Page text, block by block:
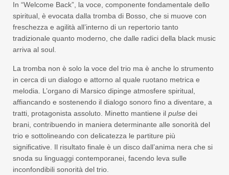
In “Welcome Back”, la voce, componente fondamentale dello
spiritual, è evocata dalla tromba di Bosso, che si muove con
freschezza e agilità all’interno di un repertorio tanto
tradizionale quanto moderno, che dalle radici della black music
arriva al soul.
La tromba non è solo la voce del trio ma è anche lo strumento
in cerca di un dialogo e attorno al quale ruotano metrica e
melodia. L’organo di Marsico dipinge atmosfere spiritual,
affiancando e sostenendo il dialogo sonoro fino a diventare, a
tratti, protagonista assoluto. Minetto mantiene il pulse dei
brani, contribuendo in maniera determinante alle sonorità del
trio e sottolineando con delicatezza le partiture più
significative. Il risultato finale è un disco dall’anima nera che si
snoda su linguaggi contemporanei, facendo leva sulle
inconfondibili sonorità del trio.